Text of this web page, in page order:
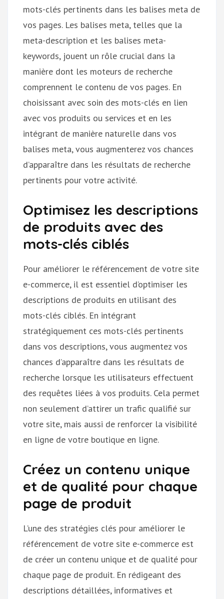
mots-clés pertinents dans les balises meta de
vos pages. Les balises meta, telles que la
meta-description et les balises meta-
keywords, jouent un rôle crucial dans la
manière dont les moteurs de recherche
comprennent le contenu de vos pages. En
choisissant avec soin des mots-clés en lien
avec vos produits ou services et en les
intégrant de manière naturelle dans vos
balises meta, vous augmenterez vos chances
d’apparaître dans les résultats de recherche
pertinents pour votre activité.
Optimisez les descriptions
de produits avec des
mots-clés ciblés
Pour améliorer le référencement de votre site
e-commerce, il est essentiel d’optimiser les
descriptions de produits en utilisant des
mots-clés ciblés. En intégrant
stratégiquement ces mots-clés pertinents
dans vos descriptions, vous augmentez vos
chances d’apparaître dans les résultats de
recherche lorsque les utilisateurs effectuent
des requêtes liées à vos produits. Cela permet
non seulement d’attirer un trafic qualifié sur
votre site, mais aussi de renforcer la visibilité
en ligne de votre boutique en ligne.
Créez un contenu unique
et de qualité pour chaque
page de produit
L’une des stratégies clés pour améliorer le
référencement de votre site e-commerce est
de créer un contenu unique et de qualité pour
chaque page de produit. En rédigeant des
descriptions détaillées, informatives et